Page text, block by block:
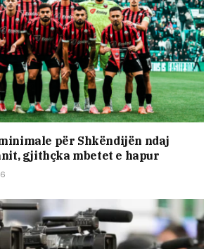
për Shkëndijën ndaj
gjithçka mbetet e hapur